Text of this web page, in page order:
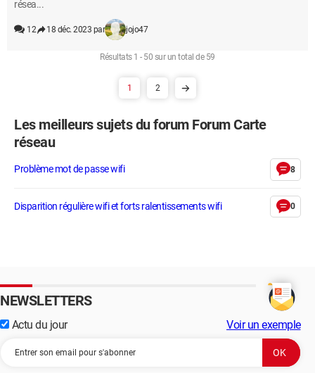
résea...
12 18 déc. 2023 par jojo47
Résultats 1 - 50 sur un total de 59
1 2
Les meilleurs sujets du forum Forum Carte
réseau
Problème mot de passe wifi 8
Disparition régulière wifi et forts ralentissements wifi 0
NEWSLETTERS
Actu du jour Voir un exemple